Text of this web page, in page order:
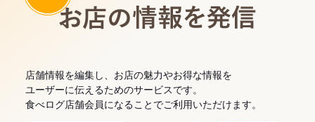
店舗情報を編集し、お店の魅力やお得な情報を
ユーザーに伝えるためのサービスです。
食べログ店舗会員になることでご利用いただけます。